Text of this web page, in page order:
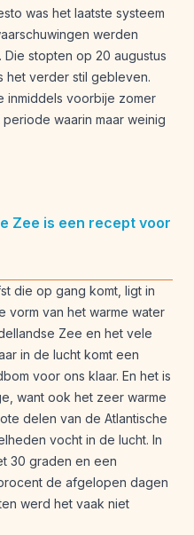
was het laatste systeem
werden
Die stopten op 20 augustus
het verder stil gebleven.
inmiddels voorbije zomer
waarin maar weinig
Zee is een recept voor
die op gang komt, ligt in
vorm van het warme water
Zee en het vele
in de lucht komt een
voor ons klaar. En het is
want ook het zeer warme
delen van de Atlantische
vocht in de lucht. In
30 graden en een
de afgelopen dagen
werd het vaak niet